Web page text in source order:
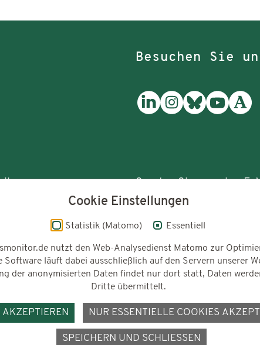
Besuchen Sie
Gefördert vom
Cookie Einstellungen
Statistik (Matomo) Essentiell
nutzt den Web-Analysedienst Matomo zur
Software läuft dabei ausschließlich auf den Servern unserer
der anonymisierten Daten findet nur dort statt, Daten
Dritte übermittelt.
NUR ESSENTIELLE COOKIES
SPEICHERN UND SCHLIESSEN